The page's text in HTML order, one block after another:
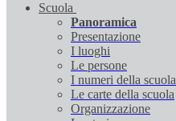
Scuola
Panoramica
Presentazione
I luoghi
Le persone
I numeri della scuola
Le carte della scuola
Organizzazione